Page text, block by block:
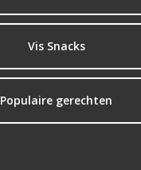
Vis Snacks
Populaire gerechten